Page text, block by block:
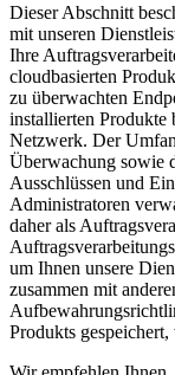
Dieser Abschnitt
mit unseren
Ihre
cloudbasierten
zu überwachten
installierten Produkte
Netzwerk. Der
Überwachung sowie
Ausschlüssen und
Administratoren
daher als
um Ihnen unsere
zusammen mit
Produkts